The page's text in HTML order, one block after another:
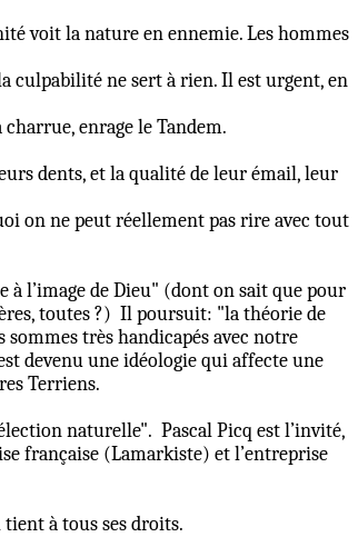
voit la nature en ennemie. Les hommes
culpabilité ne sert à rien. Il est urgent, en
enrage le Tandem.
dents, et la qualité de leur émail, leur
on ne peut réellement pas rire avec tout
l’image de Dieu" (dont on sait que pour
toutes ?) Il poursuit: "la théorie de
très handicapés avec notre
devenu une idéologie qui affecte une
Terriens.
naturelle". Pascal Picq est l’invité,
française (Lamarkiste) et l’entreprise
à tous ses droits.